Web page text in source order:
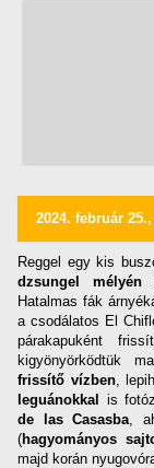
2024. február
Reggel egy kis
dzsungel mélyén
Hatalmas fák
a csodálatos El
párakapuként
kigyönyörködtük
frissítő vízben,
leguánokkal is
de las Casasba ,
(hagyományos
majd korán